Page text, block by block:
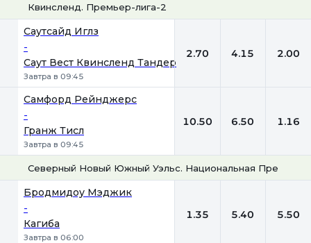
Квинсленд. Премьер-лига-2
Саутсайд Иглз
-
Саут Вест Квинсленд Тандер
Завтра в 09:45
2.70 4.15 2.00
Самфорд Рейнджерс
-
Гранж Тисл
Завтра в 09:45
10.50 6.50 1.16
Северный Новый Южный Уэльс. Национальная Премьер-
Бродмидоу Мэджик
-
Кагиба
Завтра в 06:00
1.35 5.40 5.50